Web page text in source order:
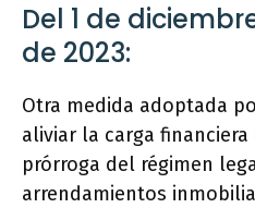
Del 1 de
de 2023:
Otra medida adoptada
aliviar la carga
prórroga del régimen
arrendamientos